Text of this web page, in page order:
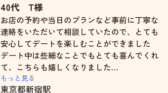
40代 T様
お店の予約や当日のプランなど事前に丁寧な
連絡をいただいて相談していたので、とても
安心してデートを楽しむことができました
デート中は些細なことでもとても喜んでくれ
て、こちらも嬉しくなりました
当日はプライベートで少し落ち込んでました
が、寄り添って話を聞いてくれて、とても励
もっと見る
東京都新宿駅